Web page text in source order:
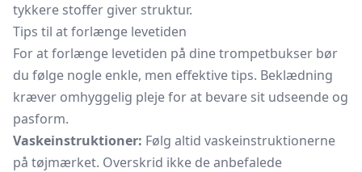
tykkere stoffer giver struktur.
Tips til at forlænge levetiden
For at forlænge levetiden på dine trompetbukser bør
du følge nogle enkle, men effektive tips. Beklædning
kræver omhyggelig pleje for at bevare sit udseende og
pasform.
Vaskeinstruktioner: Følg altid vaskeinstruktionerne
på tøjmærket. Overskrid ikke de anbefalede